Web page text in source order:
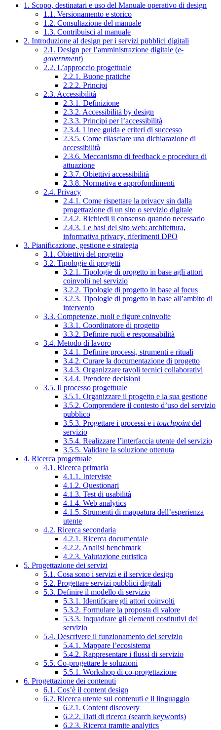
1. Scopo, destinatari e uso del Manuale operativo di design
1.1. Versionamento e storico
1.2. Consultazione del manuale
1.3. Contribuisci al manuale
2. Introduzione al design per i servizi pubblici digitali
2.1. Design per l’amministrazione digitale (e-
government)
2.2. L’approccio progettuale
2.2.1. Buone pratiche
2.2.2. Principi
2.3. Accessibilità
2.3.1. Definizione
2.3.2. Accessibilità by design
2.3.3. Principi per l’accessibilità
2.3.4. Linee guida e criteri di successo
2.3.5. Come rilasciare una dichiarazione di
accessibilità
2.3.6. Meccanismo di feedback e procedura di
attuazione
2.3.7. Obiettivi accessibilità
2.3.8. Normativa e approfondimenti
2.4. Privacy
2.4.1. Come rispettare la privacy sin dalla
progettazione di un sito o servizio digitale
2.4.2. Richiedi il consenso quando necessario
2.4.3. Le basi del sito web: architettura,
informativa privacy, riferimenti DPO
3. Pianificazione, gestione e strategia
3.1. Obiettivi del progetto
3.2. Tipologie di progetti
3.2.1. Tipologie di progetto in base agli attori
coinvolti nel servizio
3.2.2. Tipologie di progetto in base al focus
3.2.3. Tipologie di progetto in base all’ambito di
intervento
3.3. Competenze, ruoli e figure coinvolte
3.3.1. Coordinatore di progetto
3.3.2. Definire ruoli e responsabilità
3.4. Metodo di lavoro
3.4.1. Definire processi, strumenti e rituali
3.4.2. Curare la documentazione di progetto
3.4.3. Organizzare tavoli tecnici collaborativi
3.4.4. Prendere decisioni
3.5. Il processo progettuale
3.5.1. Organizzare il progetto e la sua gestione
3.5.2. Comprendere il contesto d’uso del servizio
pubblico
3.5.3. Progettare i processi e i touchpointdel
servizio
3.5.4. Realizzare l’interfaccia utente del servizio
3.5.5. Validare la soluzione ottenuta
4. Ricerca progettuale
4.1. Ricerca primaria
4.1.1. Interviste
4.1.2. Questionari
4.1.3. Test di usabilità
4.1.4. Web analytics
4.1.5. Strumenti di mappatura dell’esperienza
utente
4.2. Ricerca secondaria
4.2.1. Ricerca documentale
4.2.2. Analisi benchmark
4.2.3. Valutazione euristica
5. Progettazione dei servizi
5.1. Cosa sono i servizi e il service design
5.2. Progettare servizi pubblici digitali
5.3. Definire il modello di servizio
5.3.1. Identificare gli attori coinvolti
5.3.2. Formulare la proposta di valore
5.3.3. Inquadrare gli elementi costitutivi del
servizio
5.4. Descrivere il funzionamento del servizio
5.4.1. Mappare l’ecosistema
5.4.2. Rappresentare i flussi di servizio
5.5. Co-progettare le soluzioni
5.5.1. Workshop di co-progettazione
6. Progettazione dei contenuti
6.1. Cos’è il content design
6.2. Ricerca utente sui contenuti e il linguaggio
6.2.1. Content discovery
6.2.2. Dati di ricerca (search keywords)
6.2.3. Ricerca tramite analytics